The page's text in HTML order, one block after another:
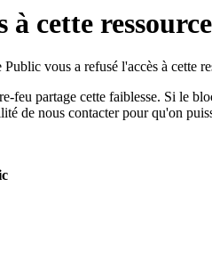
à cette
vous a refusé l'accès à cette
feu partage cette faiblesse. Si le
de nous contacter pour qu'on